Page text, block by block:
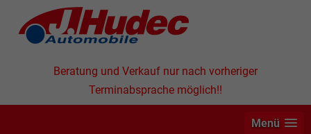
Beratung und Verkauf nur nach vorheriger
Terminabsprache möglich!!
Menü